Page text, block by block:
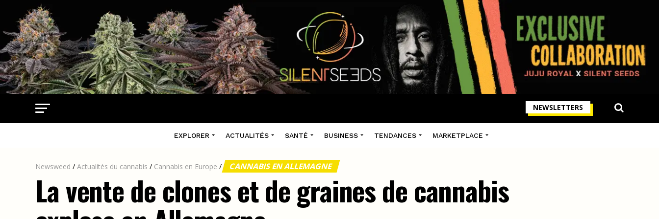
NEWSLETTERS
EXPLORER ACTUALITÉS SANTÉ BUSINESS TENDANCES MARKETPLACE
Newsweed / Actualités du cannabis / Cannabis en Europe / CANNABIS EN ALLEMAGNE
La vente de clones et de graines de cannabis